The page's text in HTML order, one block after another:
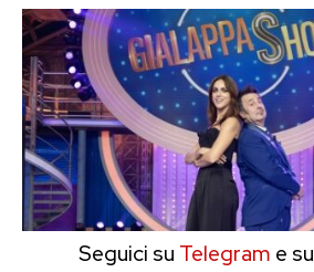
Seguici su Telegram e su